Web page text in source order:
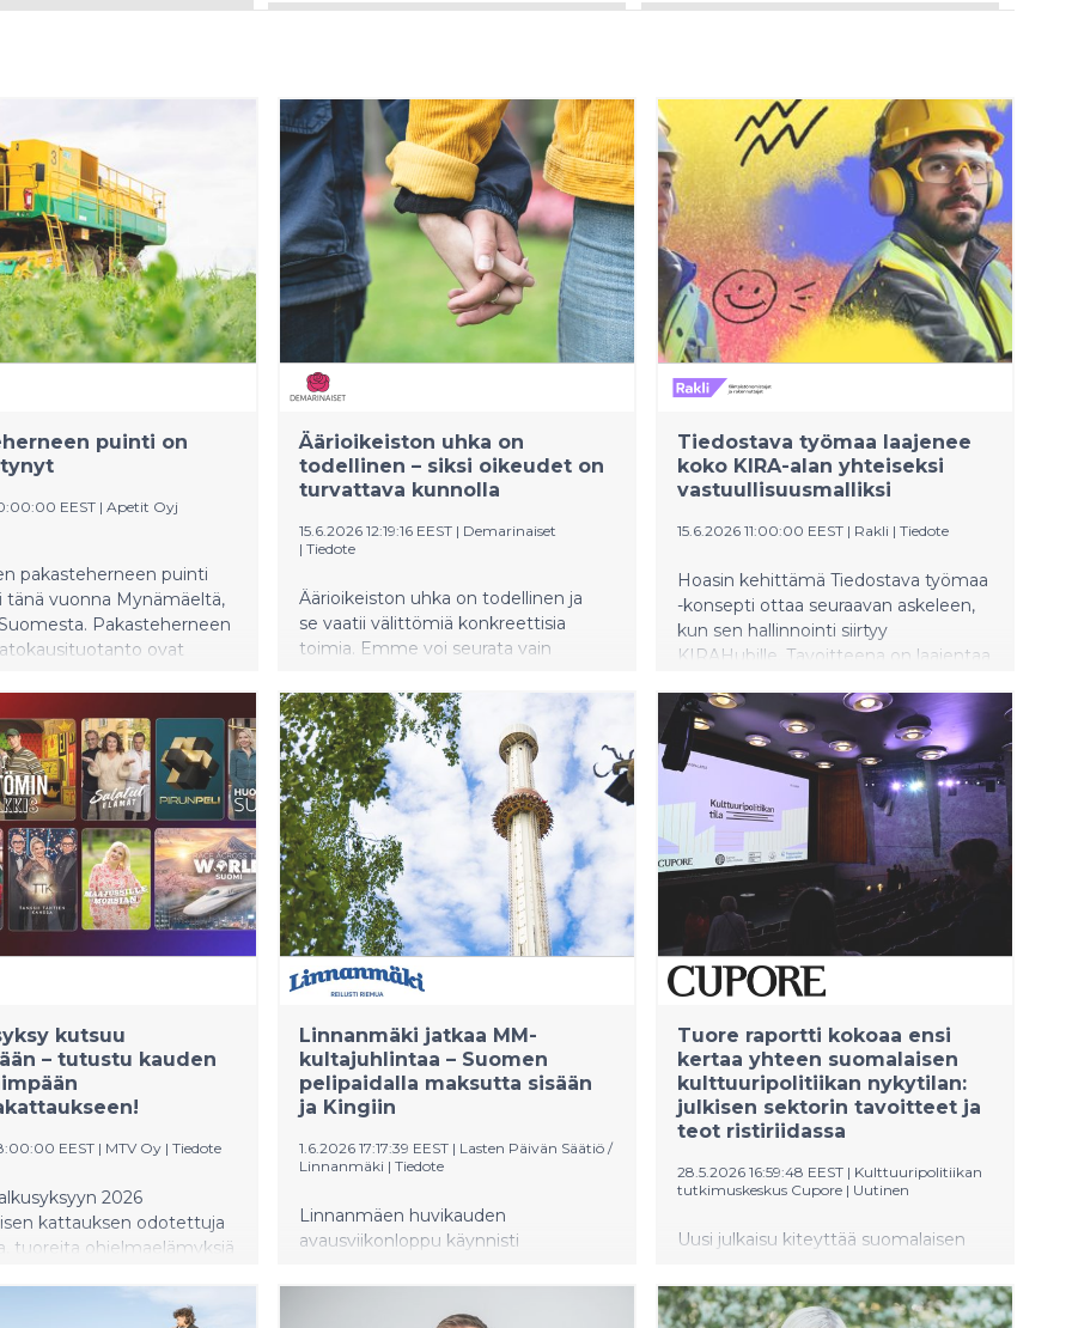
puinti on
EEST | Apetit Oyj
pakasteherneen puinti
tänä vuonna Mynämäeltä,
Pakasteherneen
ovat
herneen tie pellolta
kestää vain noin kaksi
puintitiimi että tehdas
ympäri vuorokauden.
on, että herneen makeus
ovat puintihetkellä
Äärioikeiston uhka on
todellinen – siksi oikeudet on
turvattava kunnolla
15.6.2026 12:19:16 EEST | Demarinaiset
| Tiedote
Äärioikeiston uhka on todellinen ja
se vaatii välittömiä konkreettisia
toimia. Emme voi seurata vain
huolestuttavaa kehitystä,
missä demokratiaa ja yksilön
oikeuksia murennetaan. Usein
ensimmäisinä kohteina ovat naisten
ja vähemmistöjen oikeudet. Muutos
ei tapahdu kerralla, vaan pienin
askelin: puhetavoissa ja yksittäisissä
lakimuutoksissa.
Tiedostava työmaa laajenee
koko KIRA-alan yhteiseksi
vastuullisuusmalliksi
15.6.2026 11:00:00 EEST | Rakli | Tiedote
Hoasin kehittämä Tiedostava työmaa
-konsepti ottaa seuraavan askeleen,
kun sen hallinnointi siirtyy
KIRAHubille. Tavoitteena on laajentaa
vaikuttavuutta kiinteistö- ja
rakentamisalalla.
kutsuu
– tutustu kauden
EEST | MTV Oy | Tiedote
2026
kattauksen odotettuja
tuoreita ohjelmaelämyksiä
Linnanmäki jatkaa MM-
kultajuhlintaa – Suomen
pelipaidalla maksutta sisään
ja Kingiin
1.6.2026 17:17:39 EEST | Lasten Päivän Säätiö /
Linnanmäki | Tiedote
Linnanmäen huvikauden
avausviikonloppu käynnisti
myönteisissä merkeissä. Kauden
avausviikonlopun tunnelma ja
Tuore raportti kokoaa ensi
kertaa yhteen suomalaisen
kulttuuripolitiikan nykytilan:
julkisen sektorin tavoitteet ja
teot ristiriidassa
28.5.2026 16:59:48 EEST | Kulttuuripolitiikan
tutkimuskeskus Cupore | Uutinen
Uusi julkaisu kiteyttää suomalaisen
kahdeksaan keskeiseen havaintoon.
Raportti julkaistiin ensimmäistä